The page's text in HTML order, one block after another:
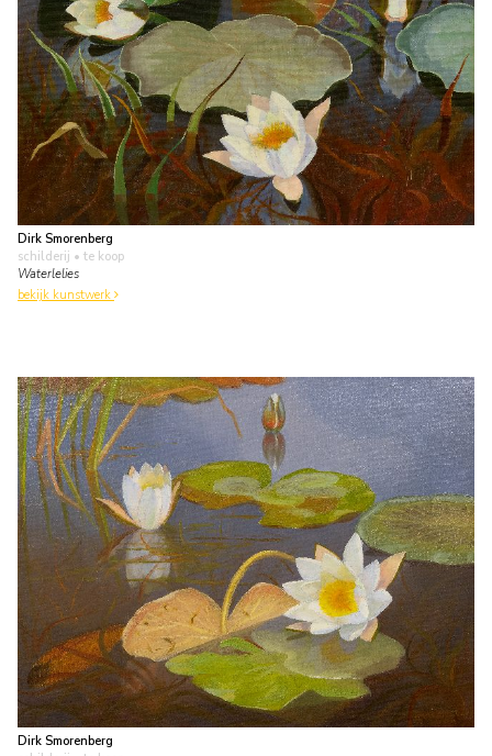
Dirk Smorenberg
schilderij • te koop
Waterlelies
bekijk kunstwerk
Dirk Smorenberg